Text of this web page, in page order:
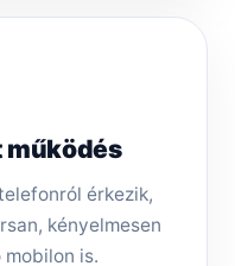
működés
érkezik,
kényelmesen
is.